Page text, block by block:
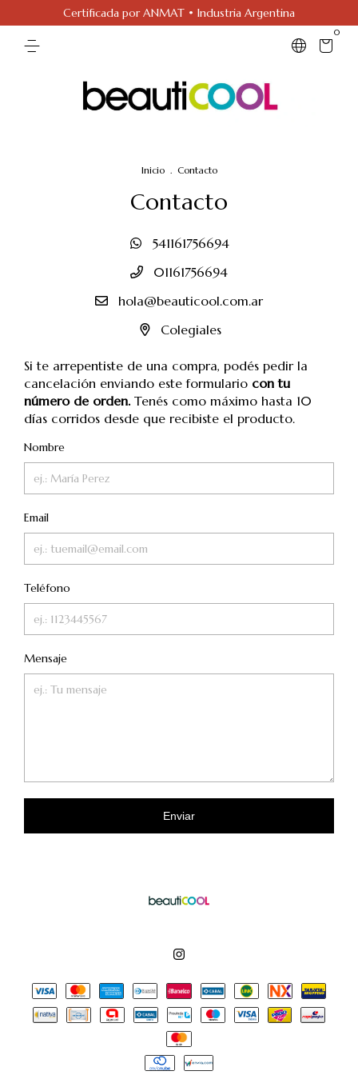
Certificada por ANMAT • Industria Argentina
0
Inicio . Contacto
Contacto
541161756694
01161756694
hola@beauticool.com.ar
Colegiales
Si te arrepentiste de una compra, podés pedir la
cancelación enviando este formulario con tu
número de orden. Tenés como máximo hasta 10
días corridos desde que recibiste el producto.
Nombre
Email
Teléfono
Mensaje
Enviar